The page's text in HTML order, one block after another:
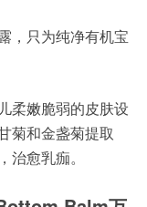
，只为纯净有机宝
柔嫩脆弱的皮肤设
菊和金盏菊提取
愈乳痂。